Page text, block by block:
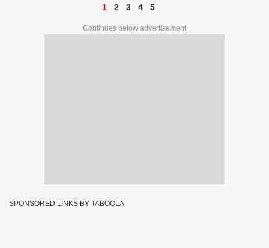
1 2 3 4 5
Continues below advertisement
SPONSORED LINKS BY TABOOLA